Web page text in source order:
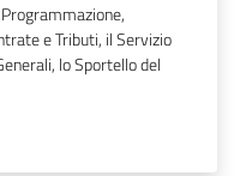
e Tributi, il Servizio
lo Sportello del